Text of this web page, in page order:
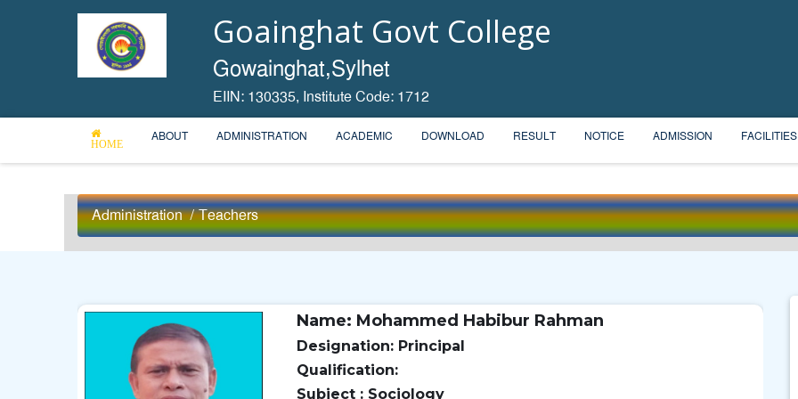
Goainghat Govt College
Gowainghat,Sylhet
EIIN: 130335, Institute Code: 1712
HOME
ABOUT ADMINISTRATION ACADEMIC DOWNLOAD RESULT NOTICE ADMISSION FACILITIES
Administration/Teachers
Name: Mohammed Habibur Rahman
Designation: Principal
Qualification:
Subject : Sociology